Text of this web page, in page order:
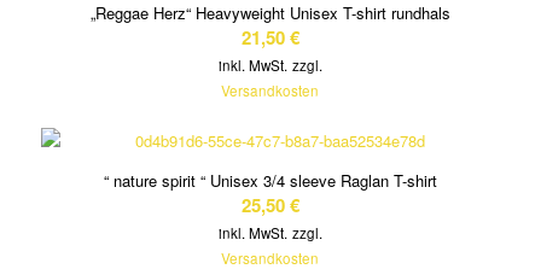
„Reggae Herz“ Heavyweight Unisex T-shirt rundhals
21,50€
inkl. MwSt. zzgl.
Versandkosten
“ nature spirit “ Unisex 3/4 sleeve Raglan T-shirt
25,50€
inkl. MwSt. zzgl.
Versandkosten